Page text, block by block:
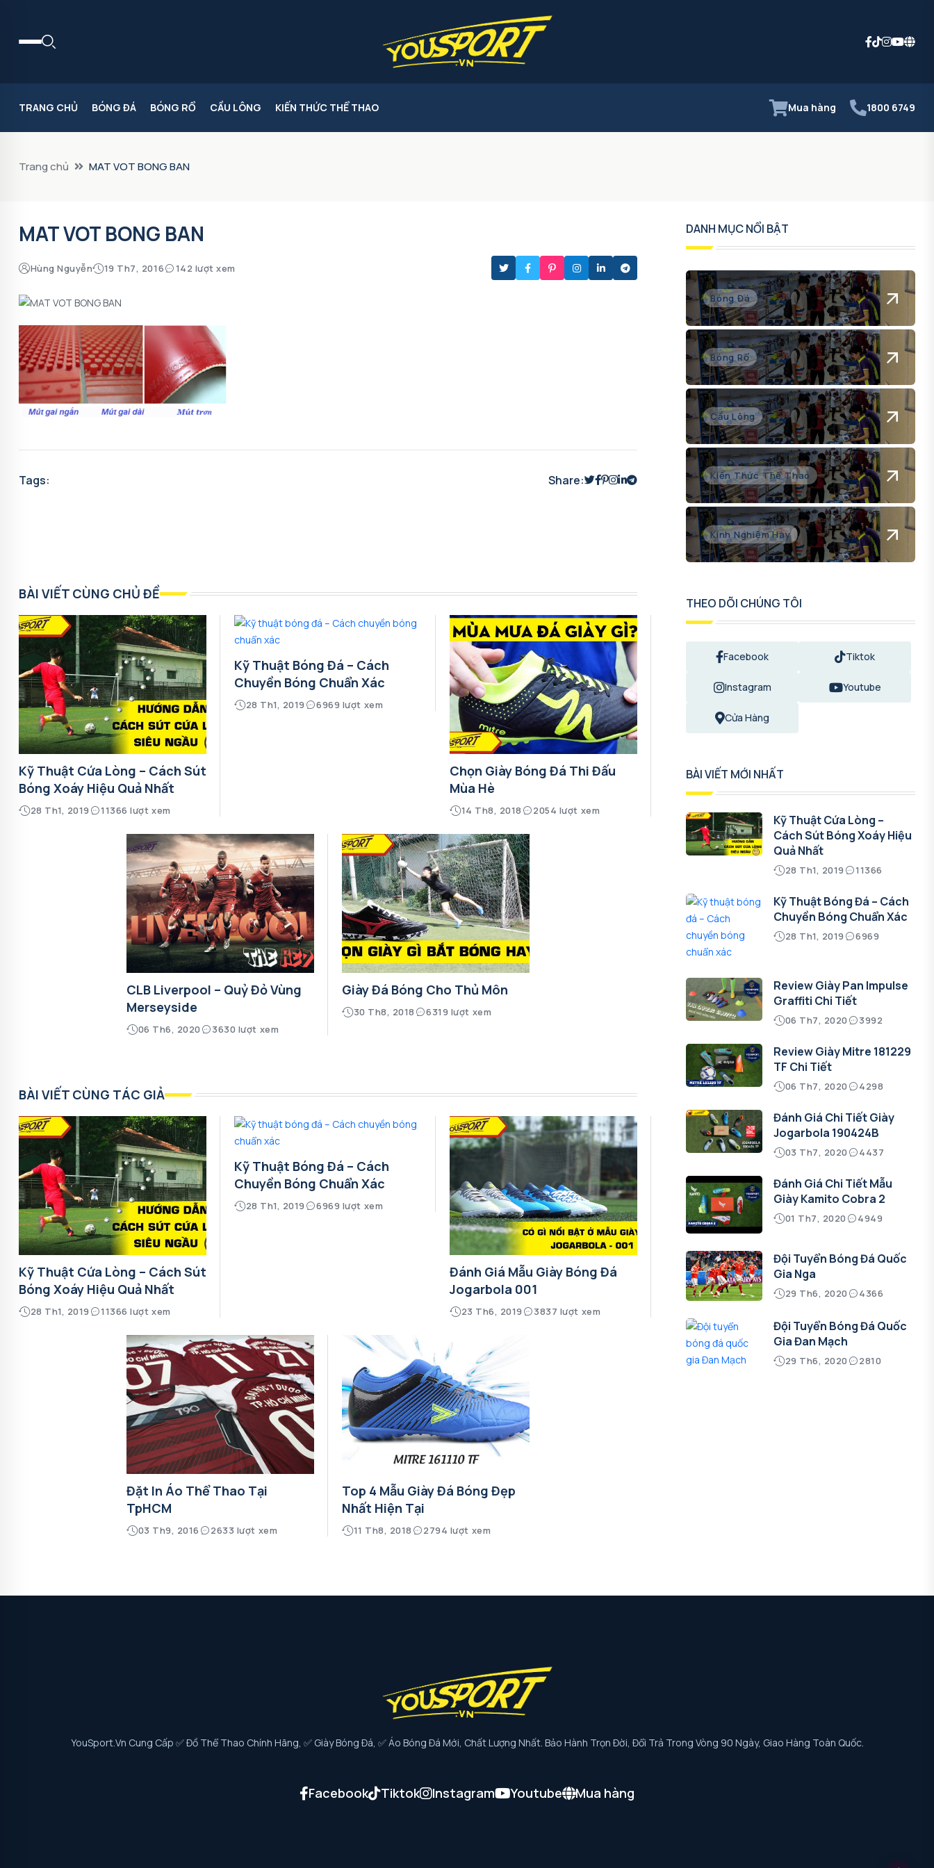
TRANG CHỦ BÓNG ĐÁ BÓNG RỔ CẦU LÔNG KIẾN THỨC THỂ THAO Mua hàng 1800 6749
Trang chủ MAT VOT BONG BAN
MAT VOT BONG BAN
Hùng Nguyễn 19 Th7, 2016 142 lượt xem
Tags: Share:
BÀI VIẾT CÙNG CHỦ ĐỀ
Kỹ Thuật Cứa Lòng – Cách Sút
Bóng Xoáy Hiệu Quả Nhất
28 Th1, 2019 11366 lượt xem
Kỹ Thuật Bóng Đá – Cách
Chuyền Bóng Chuẩn Xác
28 Th1, 2019 6969 lượt xem
Chọn Giày Bóng Đá Thi Đấu
Mùa Hè
14 Th8, 2018 2054 lượt xem
CLB Liverpool – Quỷ Đỏ Vùng
Merseyside
06 Th6, 2020 3630 lượt xem
Giày Đá Bóng Cho Thủ Môn
30 Th8, 2018 6319 lượt xem
BÀI VIẾT CÙNG TÁC GIẢ
Kỹ Thuật Cứa Lòng – Cách Sút
Bóng Xoáy Hiệu Quả Nhất
28 Th1, 2019 11366 lượt xem
Kỹ Thuật Bóng Đá – Cách
Chuyền Bóng Chuẩn Xác
28 Th1, 2019 6969 lượt xem
Đánh Giá Mẫu Giày Bóng Đá
Jogarbola 001
23 Th6, 2019 3837 lượt xem
Đặt In Áo Thể Thao Tại
TpHCM
03 Th9, 2016 2633 lượt xem
Top 4 Mẫu Giày Đá Bóng Đẹp
Nhất Hiện Tại
11 Th8, 2018 2794 lượt xem
DANH MỤC NỔI BẬT
Bóng Đá
Bóng Rổ
Cầu Lông
Kiến Thức Thể Thao
Kinh Nghiệm Hay
THEO DÕI CHÚNG TÔI
Facebook Tiktok
Instagram Youtube
Cửa Hàng
BÀI VIẾT MỚI NHẤT
Kỹ Thuật Cứa Lòng –
Cách Sút Bóng Xoáy Hiệu
Quả Nhất
28 Th1, 2019 11366
Kỹ Thuật Bóng Đá – Cách
Chuyền Bóng Chuẩn Xác
28 Th1, 2019 6969
Review Giày Pan Impulse
Graffiti Chi Tiết
06 Th7, 2020 3992
Review Giày Mitre 181229
TF Chi Tiết
06 Th7, 2020 4298
Đánh Giá Chi Tiết Giày
Jogarbola 190424B
03 Th7, 2020 4437
Đánh Giá Chi Tiết Mẫu
Giày Kamito Cobra 2
01 Th7, 2020 4949
Đội Tuyển Bóng Đá Quốc
Gia Nga
29 Th6, 2020 4366
Đội Tuyển Bóng Đá Quốc
Gia Đan Mạch
29 Th6, 2020 2810
YouSport.vn Cung Cấp ✅ Đồ Thể Thao Chính Hãng, ✅ Giày Bóng Đá, ✅ Áo Bóng Đá Mới, Chất Lượng Nhất. Bảo Hành Trọn Đời, Đổi Trả Trong Vòng 90 Ngày, Giao Hàng Toàn Quốc.
Facebook Tiktok Instagram Youtube Mua hàng